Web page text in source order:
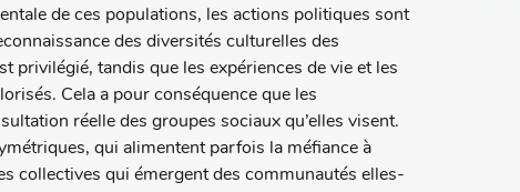
de ces populations, les actions politiques sont
des diversités culturelles des
privilégié, tandis que les expériences de vie et les
Cela a pour conséquence que les
réelle des groupes sociaux qu’elles visent.
qui alimentent parfois la méfiance à
collectives qui émergent des communautés elles-